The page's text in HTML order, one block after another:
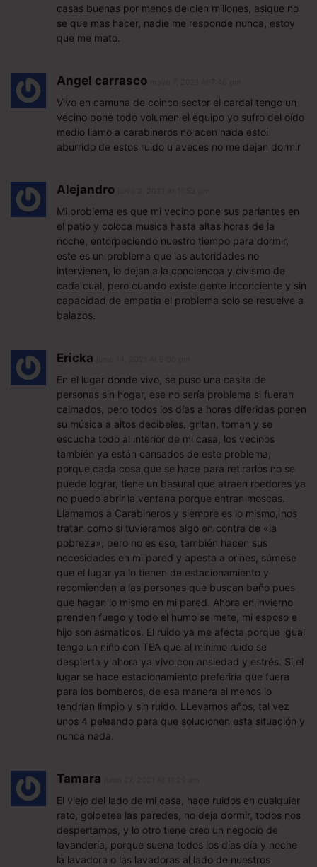
casas buenas por menos de cien millones, asique no
se que mas hacer, nadie me responde nunca, estoy
que me mato.
Angel carrasco
Vivo en camuna de coinco sector el cardal tengo un
vecino pone todo volumen el equipo yo sufro del oído
medio llamo a carabineros no acen nada estoi
aburrido de estos ruido u aveces no me dejan dormir
Alejandro
Mi problema es que mi vecino pone sus parlantes en
el patio y coloca musica hasta altas horas de la
noche, entorpeciendo nuestro tiempo para dormir,
este es un problema que las autoridades no
intervienen, lo dejan a la conciencoa y civismo de
cada cual, pero cuando existe gente inconciente y sin
capacidad de empatia el problema solo se resuelve a
balazos.
Ericka
En el lugar donde vivo, se puso una casita de
personas sin hogar, ese no sería problema si fueran
calmados, pero todos los días a horas diferidas ponen
su música a altos decibeles, gritan, toman y se
escucha todo al interior de mi casa, los vecinos
también ya están cansados de este problema,
porque cada cosa que se hace para retirarlos no se
puede lograr, tiene un basural que atraen roedores ya
no puedo abrir la ventana porque entran moscas.
Llamamos a Carabineros y siempre es lo mismo, nos
tratan como si tuvieramos algo en contra de «la
pobreza», pero no es eso, también hacen sus
necesidades en mi pared y apesta a orines, súmese
que el lugar ya lo tienen de estacionamiento y
recomiendan a las personas que buscan baño pues
que hagan lo mismo en mi pared. Ahora en invierno
prenden fuego y todo el humo se mete, mi esposo e
hijo son asmaticos. El ruido ya me afecta porque igual
tengo un niño con TEA que al mínimo ruido se
despierta y ahora ya vivo con ansiedad y estrés. Si el
lugar se hace estacionamiento preferiría que fuera
para los bomberos, de esa manera al menos lo
tendrían limpio y sin ruido. LLevamos años, tal vez
unos 4 peleando para que solucionen esta situación y
nunca nada.
Tamara
El viejo del lado de mi casa, hace ruidos en cualquier
rato, golpetea las paredes, no deja dormir, todos nos
despertamos, y lo otro tiene creo un negocio de
lavandería, porque suena todos los días día y noche
la lavadora o las lavadoras al lado de nuestros